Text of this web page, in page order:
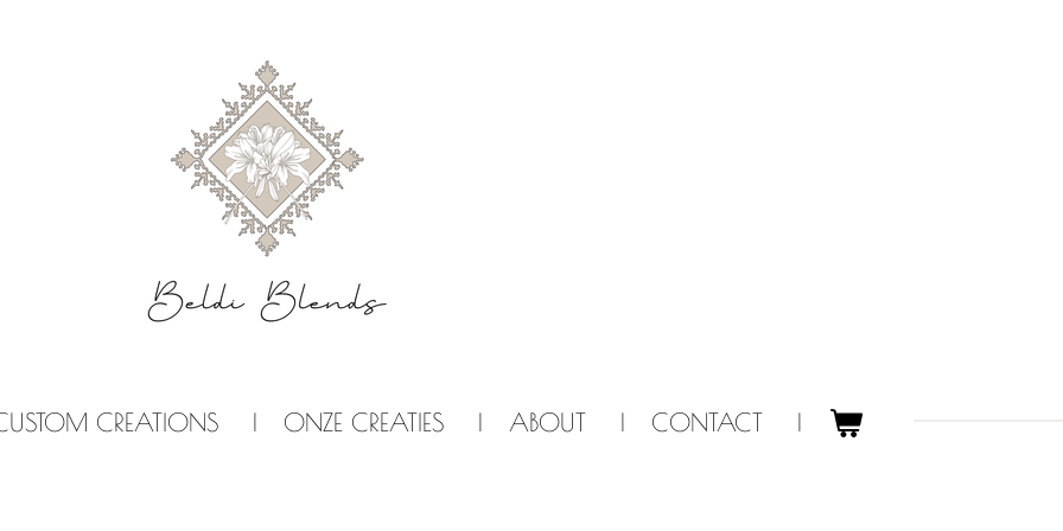
CREATIONS ONZE CREATIES ABOUT CONTACT